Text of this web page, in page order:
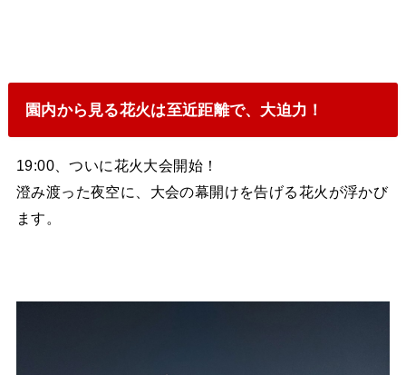
園内から見る花火は至近距離で、大迫力！
19:00、ついに花火大会開始！
澄み渡った夜空に、大会の幕開けを告げる花火が浮かび
ます。